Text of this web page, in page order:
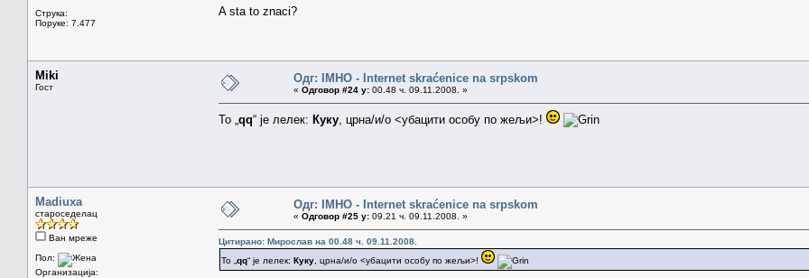
Струка:
Поруке: 7.477
A sta to znaci?
Miki
Гост
Одг: IMHO - Internet skraćenice na srpskom
« Одговор #24 у: 00.48 ч. 09.11.2008. »
То „ qq“ је лелек: Куку , црна/и/о <убацити особу по жељи>!
Madiuxa
староседелац
Ван мреже
Пол:
Организација:
Одг: IMHO - Internet skraćenice na srpskom
« Одговор #25 у: 09.21 ч. 09.11.2008. »
Цитирано: Мирослав на 00.48 ч. 09.11.2008.
То „ qq“ је лелек: Куку , црна/и/о <убацити особу по жељи>!